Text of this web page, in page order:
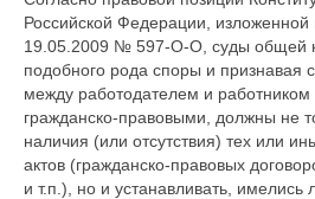
Российской Федерации,
19.05.2009 № 597-О-О, суды общей
подобного рода споры и признавая
между работодателем и
гражданско-правовыми, должны не
наличия (или отсутствия) тех или
актов (гражданско-правовых
и т.п.), но и устанавливать, имелись